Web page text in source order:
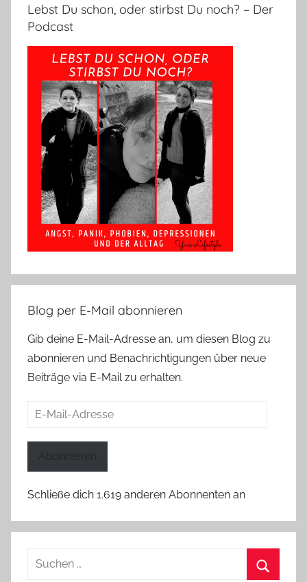
Lebst Du schon, oder stirbst Du noch? – Der
Podcast
Blog per E-Mail abonnieren
Gib deine E-Mail-Adresse an, um diesen Blog zu
abonnieren und Benachrichtigungen über neue
Beiträge via E-Mail zu erhalten.
E-
Abonnieren
Schließe dich 1.619 anderen Abonnenten an
Suchen